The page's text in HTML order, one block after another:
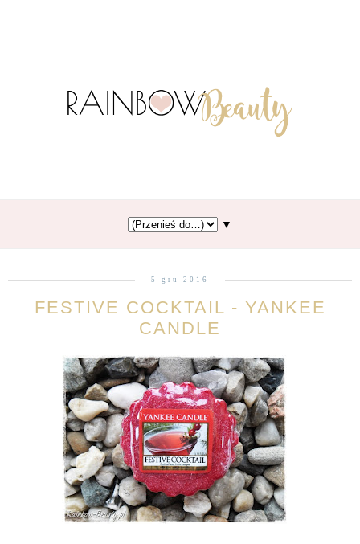
▼
5 gru 2016
FESTIVE COCKTAIL - YANKEE
CANDLE